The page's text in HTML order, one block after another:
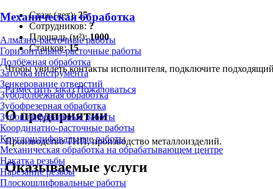
Механическая обработка
Алмазно-расточные работы
Горизонтально-расточные работы
Долбёжная обработка
Заточка инструмента
Зенкерование отверстий
Зубодолбёжная обработка
Зубофрезерная обработка
Зубошлифовальные работы
Координатно-расточные работы
Круглошлифовальные работы
Механическая обработка на обрабатывающем центре
Накатка резьбы
Нарезание резьбы
Плоскошлифовальные работы
Стаж (лет):25
Сотрудников: ?
Площадь (м²):1000
Станков:15
Чтобы увидеть контакты исполнителя, подключите подходящий
Разместить заказ Пожаловаться
О предприятии
Производство ТНП, производство металлоизделий.
Оказываемые услуги